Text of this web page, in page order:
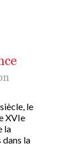
le
XVIe
la
dans la